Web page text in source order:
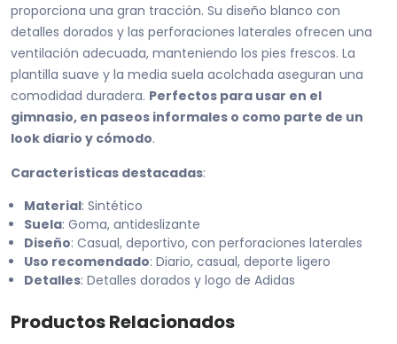
proporciona una gran tracción. Su diseño blanco con
detalles dorados y las perforaciones laterales ofrecen una
ventilación adecuada, manteniendo los pies frescos. La
plantilla suave y la media suela acolchada aseguran una
comodidad duradera. Perfectos para usar en el
gimnasio, en paseos informales o como parte de un
look diario y cómodo.
Características destacadas:
Material: Sintético
Suela: Goma, antideslizante
Diseño: Casual, deportivo, con perforaciones laterales
Uso recomendado: Diario, casual, deporte ligero
Detalles: Detalles dorados y logo de Adidas
Productos Relacionados